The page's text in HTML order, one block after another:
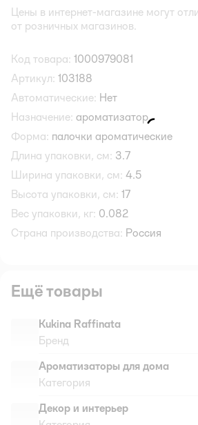
Цены в интернет-магазине могут
от розничных магазинов.
Код товара: 1000979081
Артикул: 103188
Автоматические: Нет
Назначение: ароматизатор
Форма: палочки ароматические
Длина упаковки, см: 3.7
Ширина упаковки, см: 4.5
Высота упаковки, см: 17
Вес упаковки, кг: 0.082
Страна производства: Россия
Ещё товары
Kukina Raffinata
Бренд
Ароматизаторы для дома
Категория
Декор и интерьер